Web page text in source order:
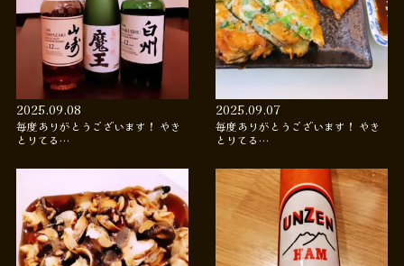
2025.09.08
毎度ありがとうございます！ やき
とりてる…
2025.09.07
毎度ありがとうございます！ やき
とりてる…